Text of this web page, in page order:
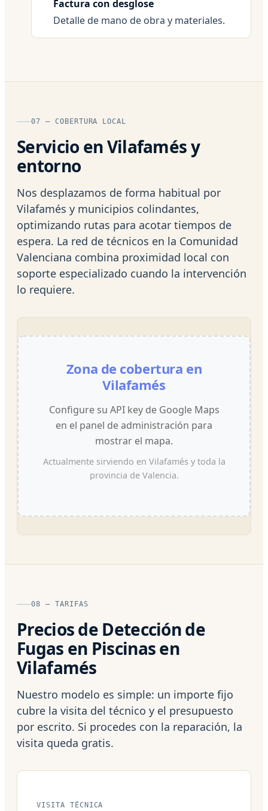
Factura con desglose
Detalle de mano de obra y materiales.
07 — COBERTURA LOCAL
Servicio en Vilafamés y
entorno
Nos desplazamos de forma habitual por
Vilafamés y municipios colindantes,
optimizando rutas para acotar tiempos de
espera. La red de técnicos en la Comunidad
Valenciana combina proximidad local con
soporte especializado cuando la intervención
lo requiere.
Zona de cobertura en
Vilafamés
Configure su API key de Google Maps
en el panel de administración para
mostrar el mapa.
Actualmente sirviendo en Vilafamés y toda la
provincia de Valencia.
08 — TARIFAS
Precios de Detección de
Fugas en Piscinas en
Vilafamés
Nuestro modelo es simple: un importe fijo
cubre la visita del técnico y el presupuesto
por escrito. Si procedes con la reparación, la
visita queda gratis.
VISITA TÉCNICA